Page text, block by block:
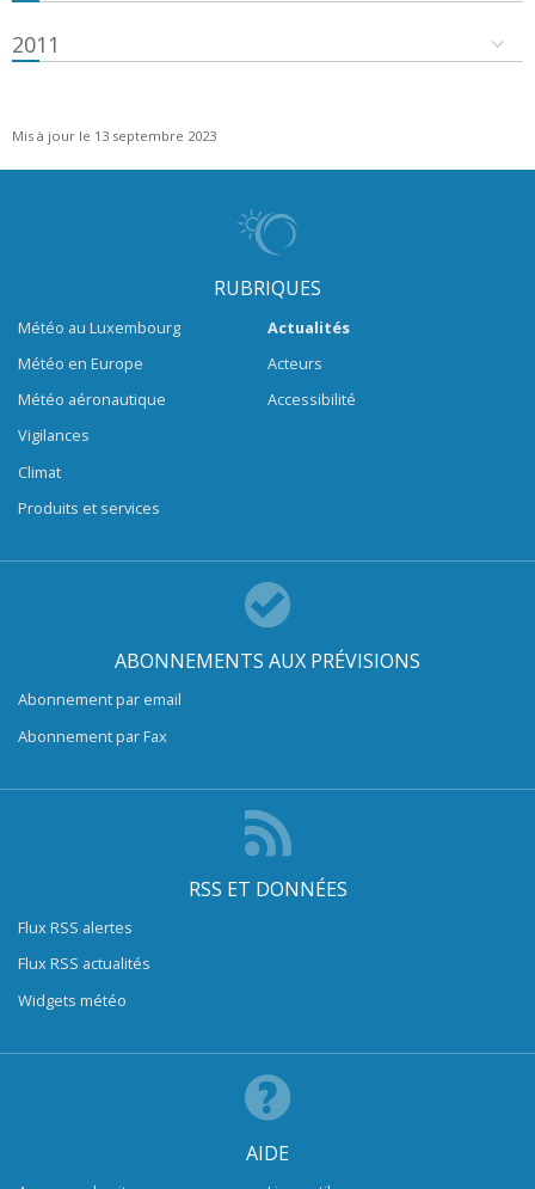
2011
Mis à jour le 13 septembre 2023
RUBRIQUES
Météo au Luxembourg
Météo en Europe
Météo aéronautique
Vigilances
Climat
Produits et services
Actualités
Acteurs
Accessibilité
ABONNEMENTS AUX PRÉVISIONS
Abonnement par email
Abonnement par Fax
RSS ET DONNÉES
Flux RSS alertes
Flux RSS actualités
Widgets météo
AIDE